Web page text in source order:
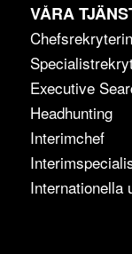
VÅRA
Executive
Headhunting
Interimchef
Internationella